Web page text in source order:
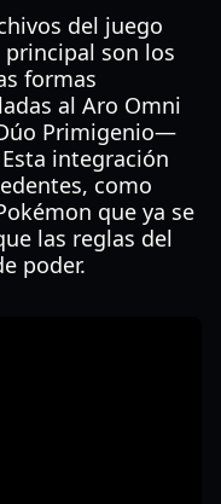
del juego
son los
formas
al Aro Omni
Primigenio—
integración
como
que ya se
las reglas del
poder.